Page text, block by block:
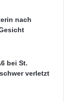
nach
bei St.
verletzt